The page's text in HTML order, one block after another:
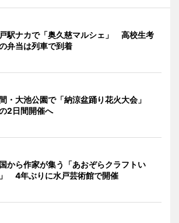
駅ナカで「奥久慈マルシェ」 高校生考
弁当は列車で到着
・大池公園で「納涼盆踊り花火大会」
2日間開催へ
から作家が集う「あおぞらクラフトい
4年ぶりに水戸芸術館で開催